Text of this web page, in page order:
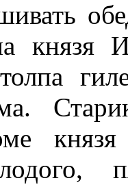
князя
князя